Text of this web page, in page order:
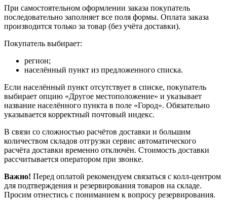
При самостоятельном оформлении заказа покупатель
последовательно заполняет все поля формы. Оплата заказа
производится только за товар (без учёта доставки).
Покупатель выбирает:
регион;
населённый пункт из предложенного списка.
Если населённый пункт отсутствует в списке, покупатель
выбирает опцию «Другое местоположение» и указывает
название населённого пункта в поле «Город». Обязательно
указывается корректный почтовый индекс.
В связи со сложностью расчётов доставки и большим
количеством складов отгрузки сервис автоматического
расчёта доставки временно отключён. Стоимость доставки
рассчитывается оператором при звонке.
Важно! Перед оплатой рекомендуем связаться с колл‑центром
для подтверждения и резервирования товаров на складе.
Просим отнестись с пониманием к вопросу резервирования.